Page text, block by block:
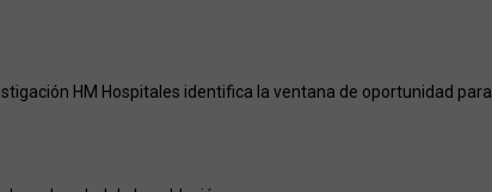
HM Hospitales identifica la ventana de oportunidad para